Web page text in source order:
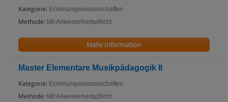
Kategorie: Erziehungswissenschaften
Methode: Mit Anwesenheitspflicht
Mehr Information
Master Elementare Musikpädagogik II
Kategorie: Erziehungswissenschaften
Methode: Mit Anwesenheitspflicht